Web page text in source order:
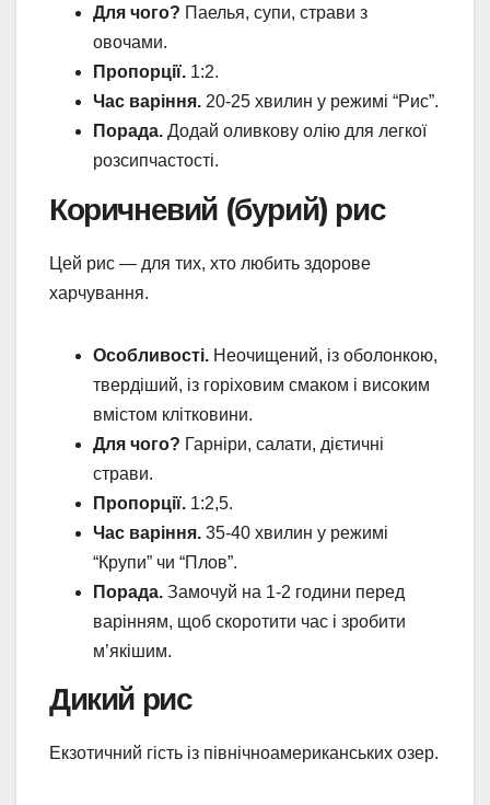
Для чого? Паелья, супи, страви з
овочами.
Пропорції. 1:2.
Час варіння. 20-25 хвилин у режимі “Рис”.
Порада. Додай оливкову олію для легкої
розсипчастості.
Коричневий (бурий) рис
Цей рис — для тих, хто любить здорове
харчування.
Особливості. Неочищений, із оболонкою,
твердіший, із горіховим смаком і високим
вмістом клітковини.
Для чого? Гарніри, салати, дієтичні
страви.
Пропорції. 1:2,5.
Час варіння. 35-40 хвилин у режимі
“Крупи” чи “Плов”.
Порада. Замочуй на 1-2 години перед
варінням, щоб скоротити час і зробити
м’якішим.
Дикий рис
Екзотичний гість із північноамериканських озер.